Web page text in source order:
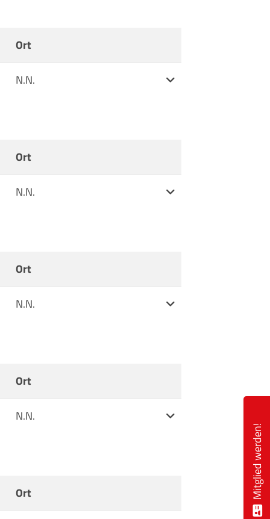
Ort
Weitere Informationen
N.N.
Ort
Weitere Informationen
N.N.
Ort
Weitere Informationen
N.N.
Ort
Weitere Informationen
N.N.
Ort
Weitere Informationen
Mitglied werden!